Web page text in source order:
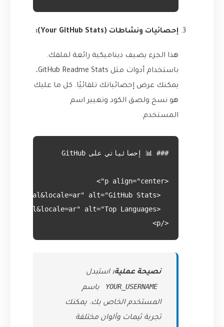
إحصائيات ونشاطات (Your GitHub Stats):
هذا الجزء يضيف ديناميكية رائعة لملفك.
باستخدام أدوات مثل GitHub Readme Stats،
يمكنك عرض إحصائياتك تلقائيًا. كل ما عليك
هو نسخ ولصق الكود وتغيير اسم
المستخدم.
</p>
نصيحة عملية: استبدل
YOUR_USERNAME
باسم
المستخدم الخاص بك. يمكنك
تجربة ثيمات وألوان مختلفة